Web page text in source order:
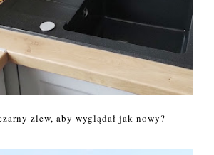
zlew, aby wyglądał jak nowy?